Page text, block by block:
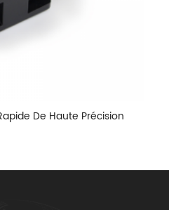
De Haute Précision